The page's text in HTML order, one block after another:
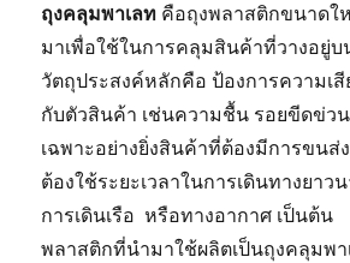
ถุงคลุมพาเลท คือถุงพลาสติกขนาดใ
มาเพื่อใช้ในการคลุมสินค้าที่วางอยู่บ
วัตถุประสงค์หลักคือ ป้องการความเ
กับตัวสินค้า เช่นความชื้น รอยขีดข่วน
เฉพาะอย่างยิ่งสินค้าที่ต้องมีการขนส่
ต้องใช้ระยะเวลาในการเดินทางยาว
การเดินเรือ หรือทางอากาศ เป็นต้น
พลาสติกที่นำมาใช้ผลิตเป็นถุงคลุมพ